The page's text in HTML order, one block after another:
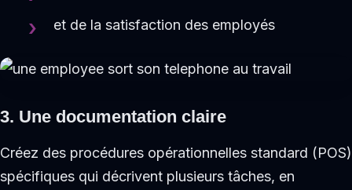
et de la satisfaction des employés
3. Une documentation claire
Créez des procédures opérationnelles standard (POS)
spécifiques qui décrivent plusieurs tâches, en